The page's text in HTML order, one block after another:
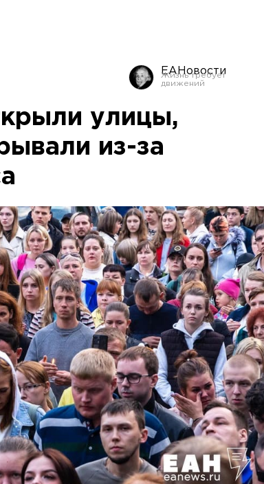
ЕАНовости
улицы,
из-за